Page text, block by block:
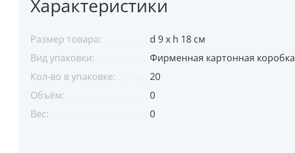
Характеристики
Размер товара:
d 9 х h 18 см
Вид упаковки:
Фирменная картонная коробка
Кол-во в упаковке:
20
Объём:
0
Вес:
0